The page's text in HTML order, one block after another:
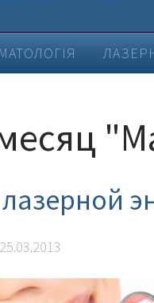
ЛІКУВАННЯ
25.03.2013